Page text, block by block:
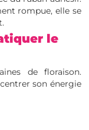
rompue, elle se
le
de floraison.
son énergie